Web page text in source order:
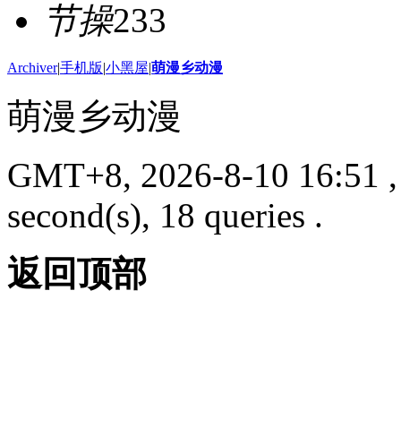
节操233
Archiver|手机版|小黑屋|萌漫乡动漫
萌漫乡动漫
GMT+8, 2026-8-10 16:51
second(s), 18 queries .
返回顶部